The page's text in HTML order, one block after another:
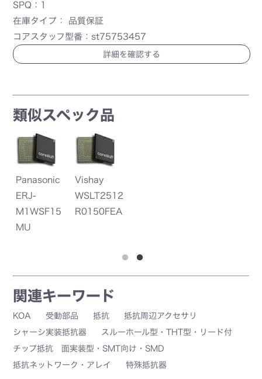
SPQ：1
在庫タイプ： 品質保証
コアスタッフ型番：st75753457
詳細を確認する
類似スペック品
Panasonic
ERJ-
M1WSF15
MU
Vishay
WSLT2512
R0150FEA
関連キーワード
KOA 受動部品 抵抗
抵抗周辺アクセサリ
シャーシ実装抵抗器
スルーホール型・THT型・リード付
チップ抵抗 面実装型・SMT向け・SMD
抵抗ネットワーク・アレイ
特殊抵抗器